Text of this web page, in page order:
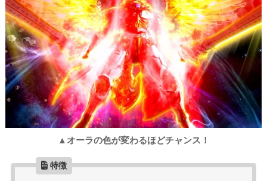
▲オーラの色が変わるほどチャンス！